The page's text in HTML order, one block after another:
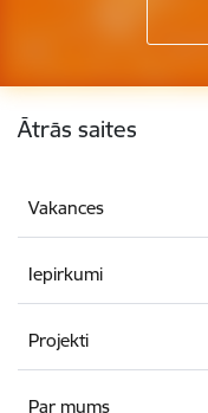
Kājene
Ātrās saites
Vakances
Iepirkumi
Projekti
Par mums